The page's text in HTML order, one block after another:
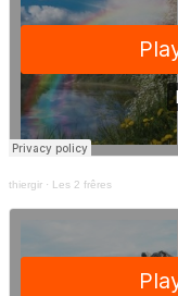
thiergir · Les 2 frêres